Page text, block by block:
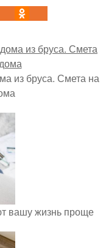
из бруса. Смета на
вашу жизнь проще